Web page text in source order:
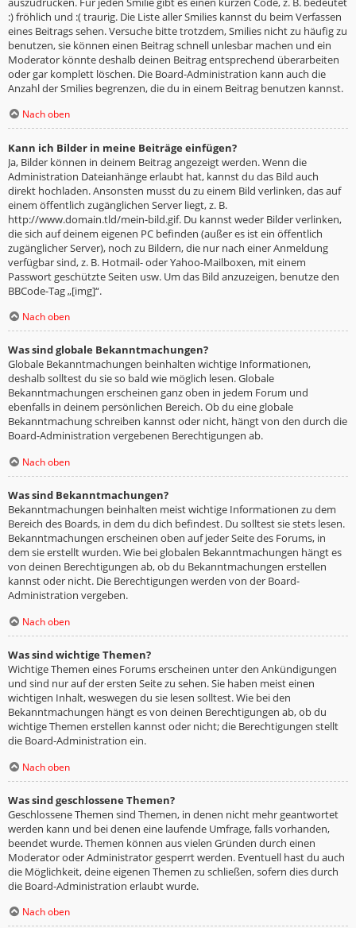
:) fröhlich und :( traurig. Die Liste aller Smilies kannst du beim Verfassen
eines Beitrags sehen. Versuche bitte trotzdem, Smilies nicht zu häufig zu
benutzen, sie können einen Beitrag schnell unlesbar machen und ein
Moderator könnte deshalb deinen Beitrag entsprechend überarbeiten
oder gar komplett löschen. Die Board-Administration kann auch die
Anzahl der Smilies begrenzen, die du in einem Beitrag benutzen kannst.
Nach oben
Kann ich Bilder in meine Beiträge einfügen?
Ja, Bilder können in deinem Beitrag angezeigt werden. Wenn die
Administration Dateianhänge erlaubt hat, kannst du das Bild auch
direkt hochladen. Ansonsten musst du zu einem Bild verlinken, das auf
einem öffentlich zugänglichen Server liegt, z. B.
http://www.domain.tld/mein-bild.gif. Du kannst weder Bilder verlinken,
die sich auf deinem eigenen PC befinden (außer es ist ein öffentlich
zugänglicher Server), noch zu Bildern, die nur nach einer Anmeldung
verfügbar sind, z. B. Hotmail- oder Yahoo-Mailboxen, mit einem
Passwort geschützte Seiten usw. Um das Bild anzuzeigen, benutze den
BBCode-Tag „[img]“.
Nach oben
Was sind globale Bekanntmachungen?
Globale Bekanntmachungen beinhalten wichtige Informationen,
deshalb solltest du sie so bald wie möglich lesen. Globale
Bekanntmachungen erscheinen ganz oben in jedem Forum und
ebenfalls in deinem persönlichen Bereich. Ob du eine globale
Bekanntmachung schreiben kannst oder nicht, hängt von den durch die
Board-Administration vergebenen Berechtigungen ab.
Nach oben
Was sind Bekanntmachungen?
Bekanntmachungen beinhalten meist wichtige Informationen zu dem
Bereich des Boards, in dem du dich befindest. Du solltest sie stets lesen.
Bekanntmachungen erscheinen oben auf jeder Seite des Forums, in
dem sie erstellt wurden. Wie bei globalen Bekanntmachungen hängt es
von deinen Berechtigungen ab, ob du Bekanntmachungen erstellen
kannst oder nicht. Die Berechtigungen werden von der Board-
Administration vergeben.
Nach oben
Was sind wichtige Themen?
Wichtige Themen eines Forums erscheinen unter den Ankündigungen
und sind nur auf der ersten Seite zu sehen. Sie haben meist einen
wichtigen Inhalt, weswegen du sie lesen solltest. Wie bei den
Bekanntmachungen hängt es von deinen Berechtigungen ab, ob du
wichtige Themen erstellen kannst oder nicht; die Berechtigungen stellt
die Board-Administration ein.
Nach oben
Was sind geschlossene Themen?
Geschlossene Themen sind Themen, in denen nicht mehr geantwortet
werden kann und bei denen eine laufende Umfrage, falls vorhanden,
beendet wurde. Themen können aus vielen Gründen durch einen
Moderator oder Administrator gesperrt werden. Eventuell hast du auch
die Möglichkeit, deine eigenen Themen zu schließen, sofern dies durch
die Board-Administration erlaubt wurde.
Nach oben